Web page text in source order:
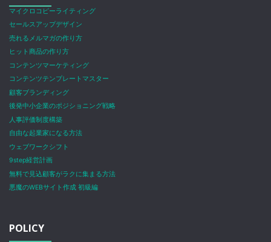
マイクロコピーライティング
セールスアップデザイン
売れるメルマガの作り方
ヒット商品の作り方
コンテンツマーケティング
コンテンツテンプレートマスター
顧客ブランディング
後発中小企業のポジショニング戦略
人事評価制度構築
自由な起業家になる方法
ウェブワークシフト
9step経営計画
無料で見込顧客がラクに集まる方法
悪魔のWEBサイト作成 初級編
POLICY